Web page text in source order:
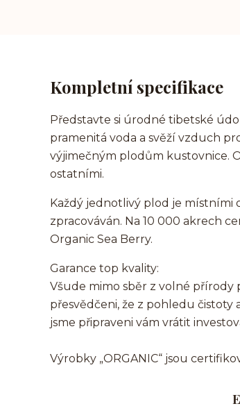
Kompletní specifikace
Představte si úrodné tibetské
pramenitá voda a svěží vzduch
výjimečným plodům kustovnice.
ostatními.
Každý jednotlivý plod je místními
zpracováván. Na 10 000 akrech
Organic Sea Berry.
Garance top kvality:
Všude mimo sběr z volné přírody
přesvědčeni, že z pohledu
jsme připraveni vám vrátit
Výrobky „ORGANIC“ jsou